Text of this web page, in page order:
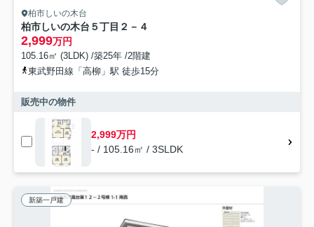
柏市しいの木台
柏市しいの木台５丁目２－４
2,999万円
105.16㎡ (3LDK) /築25年 /2階建
東武野田線「高柳」駅 徒歩15分
販売中の物件
2,999万円
- / 105.16㎡ / 3SLDK
新築一戸建